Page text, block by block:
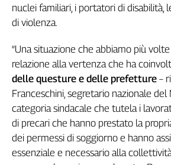
Economica
Easy
Inserti
Idea
Diffusa
InFlai
Le
nuclei familiari, i portatori di
di violenza.
“Una situazione che abbiamo più
relazione alla vertenza che ha
delle questure e delle prefetture –
Franceschini, segretario nazionale del
categoria sindacale che tutela i
di precari che hanno prestato la
dei permessi di soggiorno e hanno
essenziale e necessario alla